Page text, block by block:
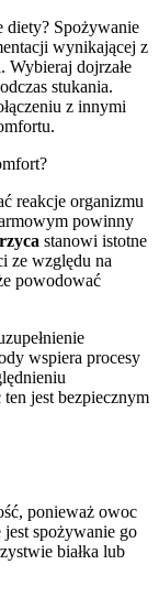
diety? Spożywanie
wynikającej z
Wybieraj dojrzałe
stukania.
z innymi
reakcje organizmu
powinny
stanowi istotne
ze względu na
powodować
wspiera procesy
jest bezpiecznym
ponieważ owoc
spożywanie go
białka lub